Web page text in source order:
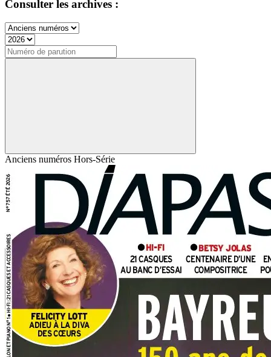
Consulter les archives :
Anciens numéros Hors-Série